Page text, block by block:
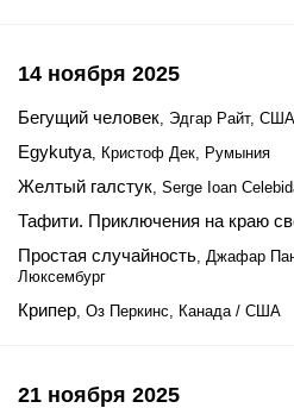
14 ноября 2025
Бегущий человек, Эдгар Райт, США
Egykutya, Кристоф Дек, Румыния
Желтый галстук, Serge Ioan
Тафити. Приключения на краю
Простая случайность, Джафар
Люксембург
Крипер, Оз Перкинс, Канада / США
21 ноября 2025